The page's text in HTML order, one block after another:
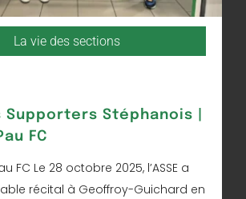
La vie des sections
Supporters Stéphanois |
FC
FC Le 28 octobre 2025, l’ASSE a
récital à Geoffroy-Guichard en